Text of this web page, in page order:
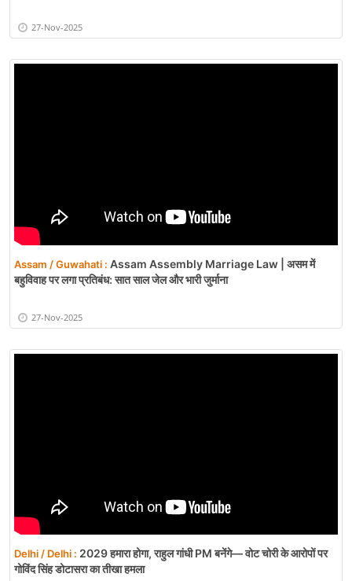
27-Nov-2025
Assam / Guwahati : Assam Assembly Marriage Law | असम में
बहुविवाह पर लगा प्रतिबंध: सात साल जेल और भारी जुर्माना
27-Nov-2025
Delhi / Delhi : 2029 हमारा होगा, राहुल गांधी PM बनेंगे— वोट चोरी के आरोपों पर
गोविंद सिंह डोटासरा का तीखा हमला